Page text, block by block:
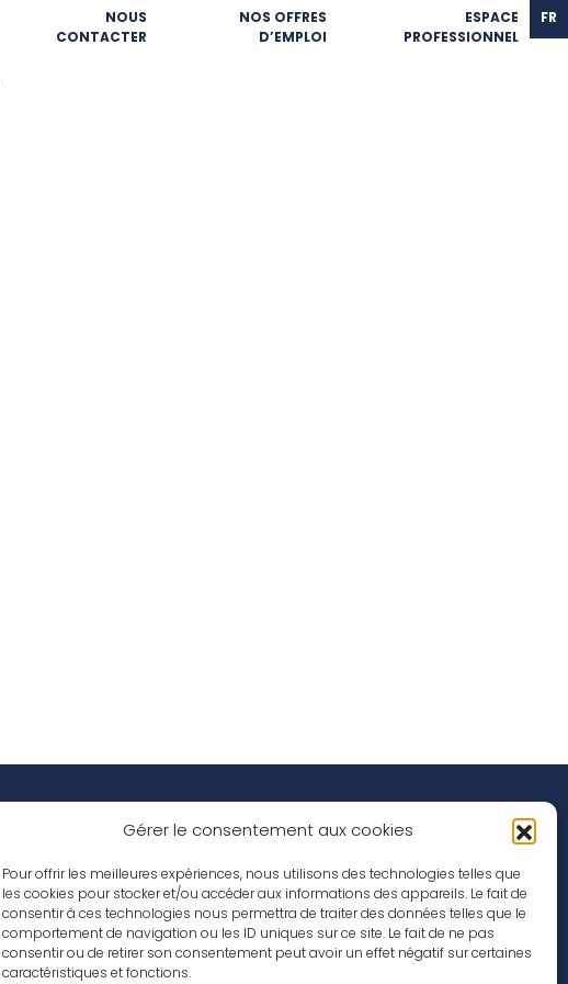
Gérer le consentement aux cookies
Pour offrir les meilleures expériences, nous utilisons des technologies telles que
les cookies pour stocker et/ou accéder aux informations des appareils. Le fait de
consentir à ces technologies nous permettra de traiter des données telles que le
comportement de navigation ou les ID uniques sur ce site. Le fait de ne pas
consentir ou de retirer son consentement peut avoir un effet négatif sur certaines
caractéristiques et fonctions.
NOUS
CONTACTER
NOS OFFRES
D’EMPLOI
ESPACE
PROFESSIONNEL
FR
Nos inspirations